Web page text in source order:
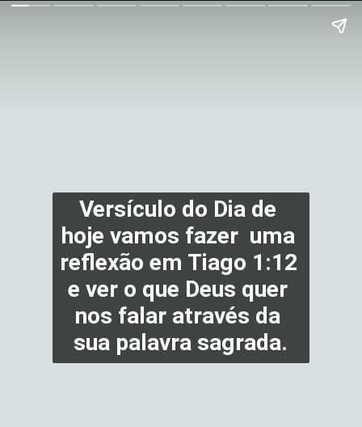
Versículo do Dia de
hoje vamos fazer  uma
reflexão em Tiago 1:12
e ver o que Deus quer
nos falar através da
sua palavra sagrada.